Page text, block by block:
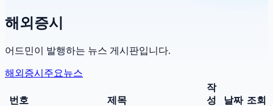
해외증시
어드민이 발행하는 뉴스 게시판입니다.
해외증시 주요뉴스
번호 제목
작
성
날짜 조회